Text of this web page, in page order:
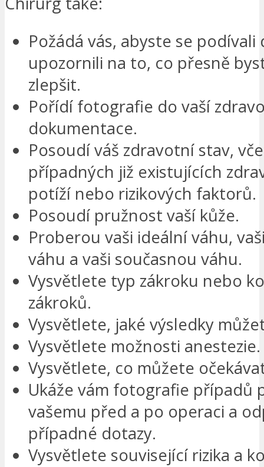
Požádá vás, abyste se podívali
upozornili na to, co přesně
zlepšit.
Pořídí fotografie do vaší
dokumentace.
Posoudí váš zdravotní stav,
případných již existujících
potíží nebo rizikových faktorů.
Posoudí pružnost vaší kůže.
Proberou vaši ideální váhu,
váhu a vaši současnou váhu.
Vysvětlete typ zákroku nebo
zákroků.
Vysvětlete, jaké výsledky
Vysvětlete možnosti anestezie.
Vysvětlete, co můžete
Ukáže vám fotografie případů
vašemu před a po operaci a
případné dotazy.
Vysvětlete související rizika a